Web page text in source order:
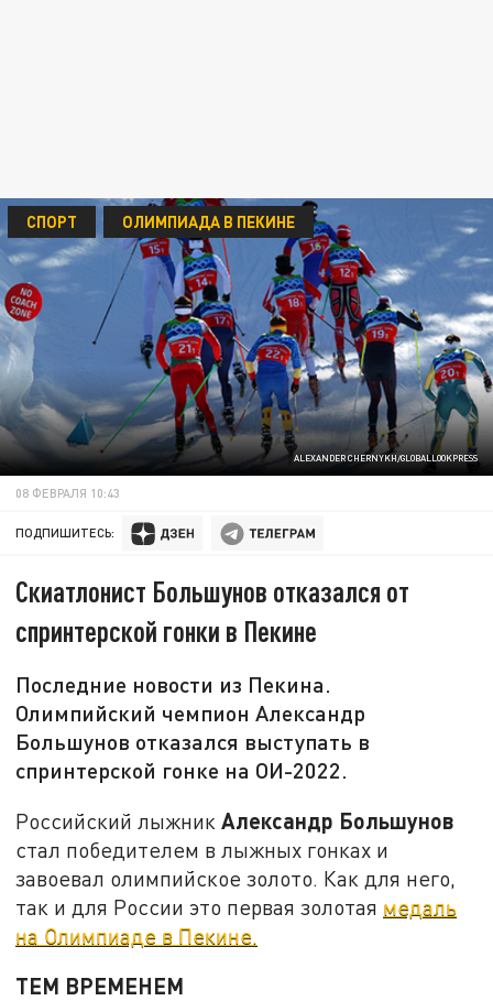
ALEXANDER CHERNYKH/GLOBALLOOKPRESS
СПОРТ ОЛИМПИАДА В ПЕКИНЕ
08 ФЕВРАЛЯ 10:43
ПОДПИШИТЕСЬ:
Скиатлонист Большунов отказался от
спринтерской гонки в Пекине
Последние новости из Пекина.
Олимпийский чемпион Александр
Большунов отказался выступать в
спринтерской гонке на ОИ-2022.
Российский лыжник Александр Большунов
стал победителем в лыжных гонках и
завоевал олимпийское золото. Как для него,
так и для России это первая золотая медаль
на Олимпиаде в Пекине.
ТЕМ ВРЕМЕНЕМ